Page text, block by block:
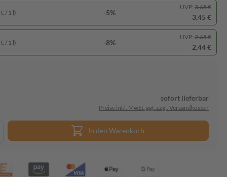
/ 1 l) -5%
UVP: 3,65 €
3,45 €
/ 1 l) -8%
UVP: 2,65 €
2,44 €
sofort lieferbar
Preise inkl. MwSt. ggf. zzgl. Versandkosten
In den Warenkorb